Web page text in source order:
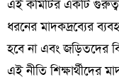
এই কমিটির একটি
ধরনের মাদকদ্রব্যের
হবে না এবং জড়িতদের
এই নীতি শিক্ষার্থীদের